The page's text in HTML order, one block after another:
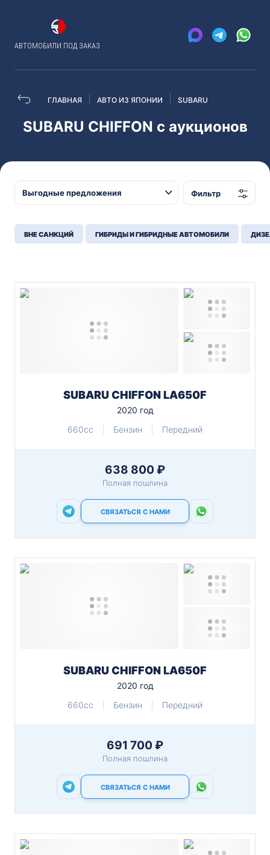
АВТОМОБИЛИ ПОД ЗАКАЗ
ГЛАВНАЯ АВТО ИЗ ЯПОНИИ SUBARU
SUBARU CHIFFON с аукционов
Фильтр
ВНЕ САНКЦИЙ ГИБРИДЫ И ГИБРИДНЫЕ АВТОМОБИЛИ
SUBARU CHIFFON LA650F
2020 год
660cc
Бензин Передний
638 800 ₽
Полная пошлина
СВЯЗАТЬСЯ С НАМИ
SUBARU CHIFFON LA650F
2020 год
660cc
Бензин Передний
691 700 ₽
Полная пошлина
СВЯЗАТЬСЯ С НАМИ